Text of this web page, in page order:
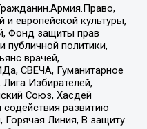
европейской культуры,
Фонд защиты прав
публичной политики,
врачей,
СВЕЧА, Гуманитарное
Избирателей,
Союз, Хасдей
развитию
Линия, В защиту